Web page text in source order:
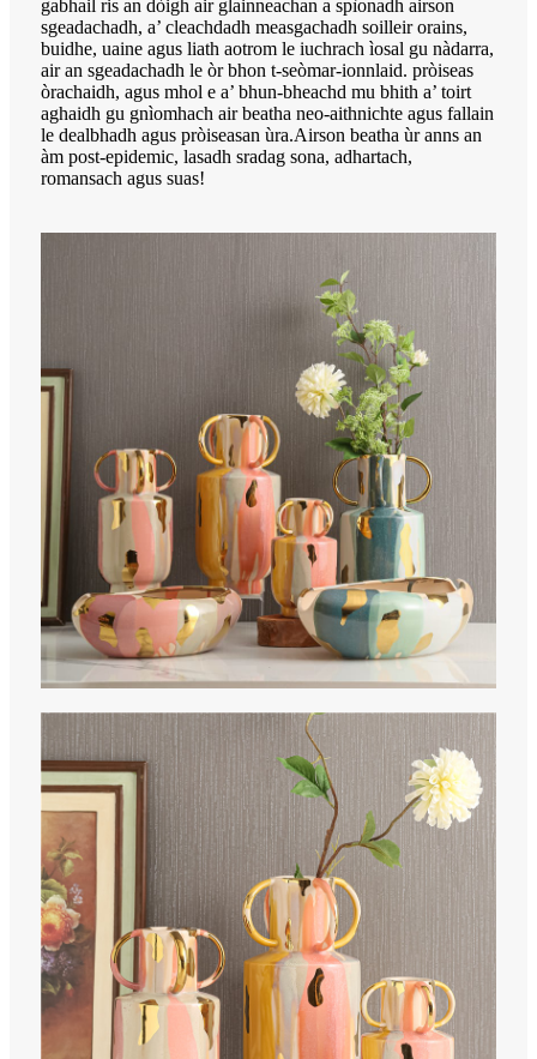
gabhail ris an dòigh air glainneachan a spìonadh airson
sgeadachadh, a’ cleachdadh measgachadh soilleir orains,
buidhe, uaine agus liath aotrom le iuchrach ìosal gu nàdarra,
air an sgeadachadh le òr bhon t-seòmar-ionnlaid. pròiseas
òrachaidh, agus mhol e a’ bhun-bheachd mu bhith a’ toirt
aghaidh gu gnìomhach air beatha neo-aithnichte agus fallain
le dealbhadh agus pròiseasan ùra.Airson beatha ùr anns an
àm post-epidemic, lasadh sradag sona, adhartach,
romansach agus suas!